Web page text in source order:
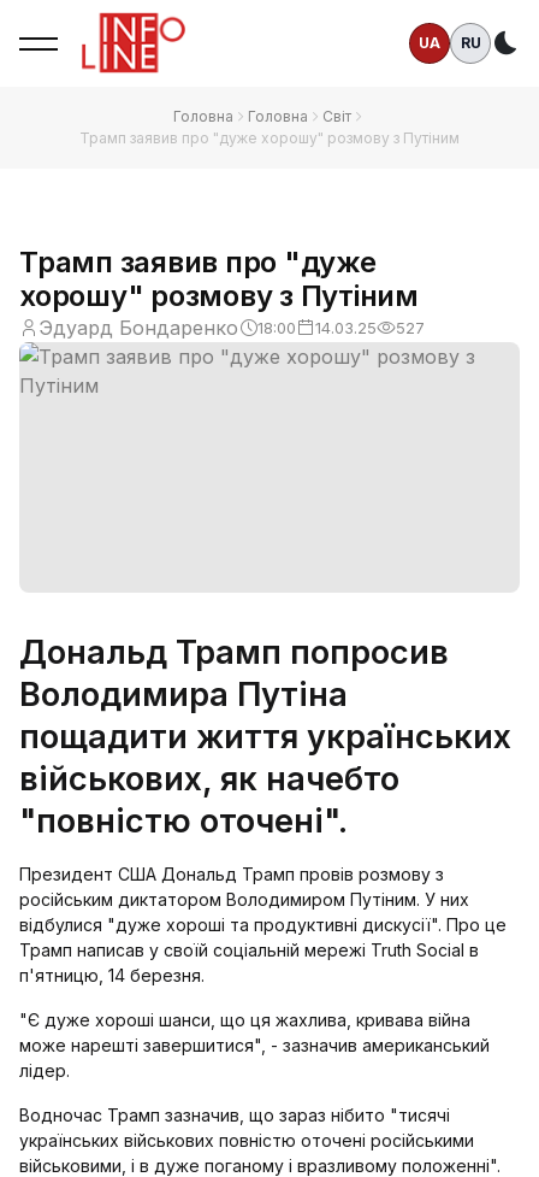
UA RU
Головна Головна
Світ
Трамп заявив про "дуже хорошу" розмову з Путіним
Трамп заявив про "дуже
хорошу" розмову з Путіним
Эдуард Бондаренко 18:00 14.03.25 527
Дональд Трамп попросив
Володимира Путіна
пощадити життя українських
військових, як начебто
"повністю оточені".
Президент США Дональд Трамп провів розмову з
російським диктатором Володимиром Путіним. У них
відбулися "дуже хороші та продуктивні дискусії". Про це
Трамп написав у своїй соціальній мережі Truth Social в
п'ятницю, 14 березня.
"Є дуже хороші шанси, що ця жахлива, кривава війна
може нарешті завершитися", - зазначив американський
лідер.
Водночас Трамп зазначив, що зараз нібито "тисячі
українських військових повністю оточені російськими
військовими, і в дуже поганому і вразливому положенні".